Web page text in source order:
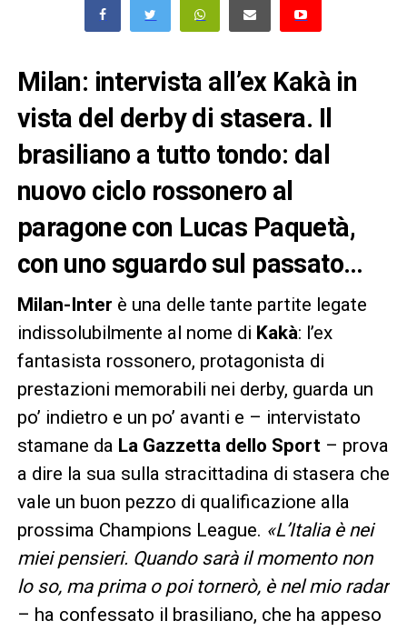
Milan: intervista all’ex Kakà in
vista del derby di stasera. Il
brasiliano a tutto tondo: dal
nuovo ciclo rossonero al
paragone con Lucas Paquetà,
con uno sguardo sul passato…
Milan-Inter è una delle tante partite legate
indissolubilmente al nome di Kakà: l’ex
fantasista rossonero, protagonista di
prestazioni memorabili nei derby, guarda un
po’ indietro e un po’ avanti e – intervistato
stamane da La Gazzetta dello Sport– prova
a dire la sua sulla stracittadina di stasera che
vale un buon pezzo di qualificazione alla
prossima Champions League. «L’Italia è nei
miei pensieri. Quando sarà il momento non
lo so, ma prima o poi tornerò, è nel mio radar
– ha confessato il brasiliano, che ha appeso